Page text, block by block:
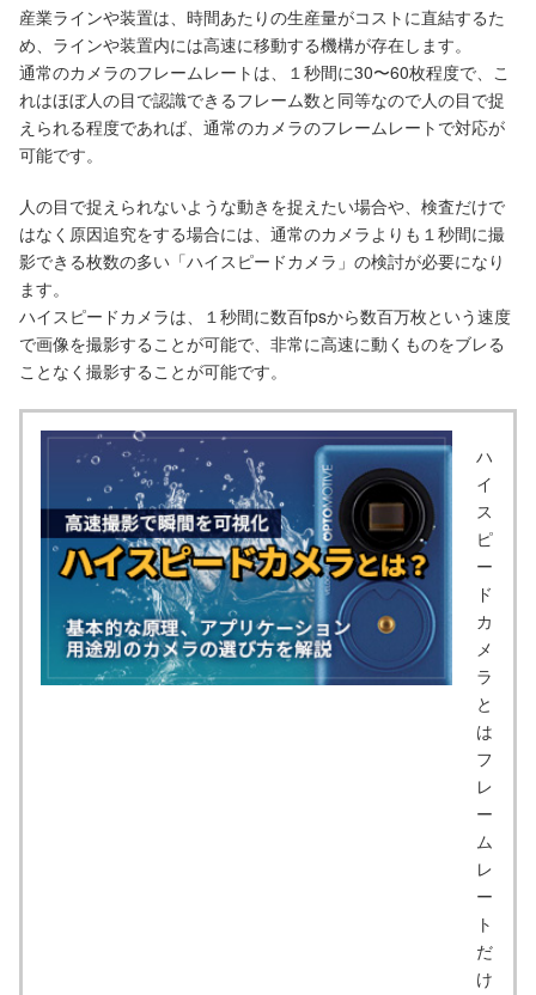
産業ラインや装置は、時間あたりの生産量がコストに直結するた
め、ラインや装置内には高速に移動する機構が存在します。
通常のカメラのフレームレートは、１秒間に30〜60枚程度で、こ
れはほぼ人の目で認識できるフレーム数と同等なので人の目で捉
えられる程度であれば、通常のカメラのフレームレートで対応が
可能です。
人の目で捉えられないような動きを捉えたい場合や、検査だけで
はなく原因追究をする場合には、通常のカメラよりも１秒間に撮
影できる枚数の多い「ハイスピードカメラ」の検討が必要になり
ます。
ハイスピードカメラは、１秒間に数百fpsから数百万枚という速度
で画像を撮影することが可能で、非常に高速に動くものをブレる
ことなく撮影することが可能です。
ハ
イ
ス
ピ
ー
ド
カ
メ
ラ
と
は
フ
レ
ー
ム
レ
ー
ト
だ
け